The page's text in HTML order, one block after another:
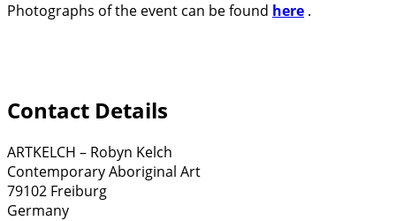
Photographs of the event can be found here .
Contact Details
ARTKELCH – Robyn Kelch
Contemporary Aboriginal Art
79102 Freiburg
Germany